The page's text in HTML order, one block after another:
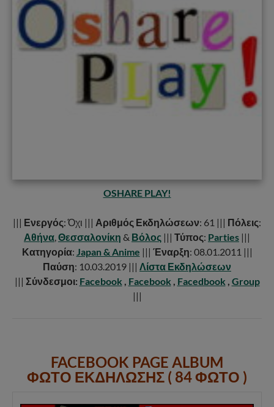
OSHARE PLAY!
||| Ενεργός: Όχι ||| Αριθμός Εκδηλώσεων: 61 ||| Πόλεις:
Αθήνα,Θεσσαλονίκη & Βόλος ||| Τύπος: Parties |||
Κατηγορία: Japan & Anime ||| Έναρξη: 08.01.2011 |||
Παύση: 10.03.2019 ||| Λίστα Εκδηλώσεων
||| Σύνδεσμοι: Facebook , Facebook , Facedbook , Group
|||
FACEBOOK PAGE ALBUM
ΦΩΤΟ ΕΚΔΗΛΩΣΗΣ ( 84 ΦΩΤΟ )